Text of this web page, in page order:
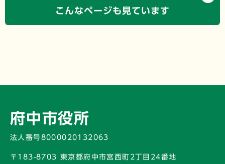
こんなページも見ています
府中市役所
法人番号8000020132063
〒183-8703 東京都府中市宮西町2丁目24番地